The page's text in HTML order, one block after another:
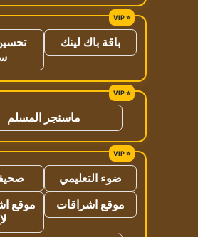
باقة باك لينك
ماسنجر المسلم
ضوء التعليمي
موقع اشراقات
موقع